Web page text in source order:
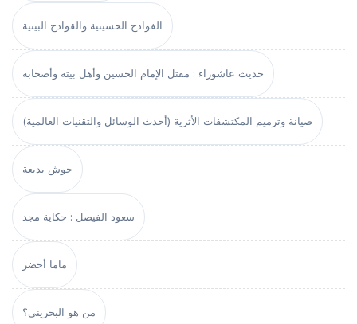
الفوادح الحسينية والقوادح البينية
حديث عاشوراء : مقتل الإمام الحسين وأهل بيته وأصحابه
صيانة وترميم المكتشفات الأثرية (أحدث الوسائل والتقنيات العالمية)
حوش بديعة
سعود الفيصل : حكاية مجد
ماما أخضر
من هو البحريني؟